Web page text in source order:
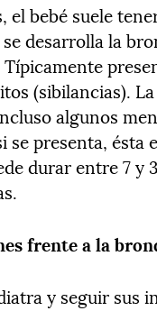
el bebé suele
desarrolla la
Típicamente
(sibilancias).
algunos
se presenta, ésta
durar entre 7 y
frente a la
y seguir sus